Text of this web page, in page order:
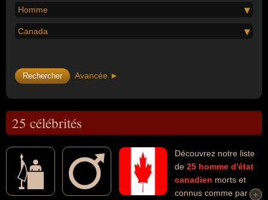
Homme
Canada
Avancée ►
25 célébrités
Découvrez notre liste
de 25 homme d'état
canadien morts et
connus comme par
+
+